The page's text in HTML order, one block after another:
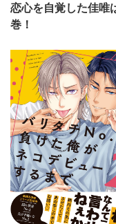
恋心を自覚した佳
巻！